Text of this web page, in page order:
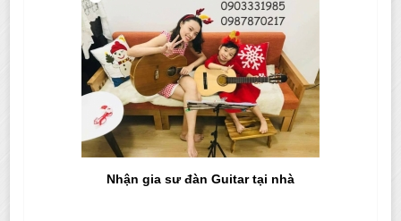
Nhận gia sư đàn Guitar tại nhà